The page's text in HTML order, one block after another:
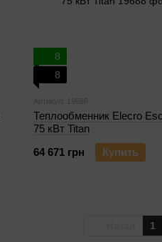
8
8
Артикул: 19688
Теплообменник Elecro
75 кВт Titan
64 671 грн
Купить
1